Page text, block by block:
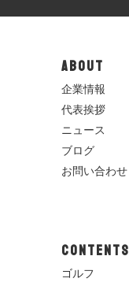
ABOUT
企業情報
代表挨拶
ニュース
ブログ
お問い合わせ
CONTENTS
ゴルフ